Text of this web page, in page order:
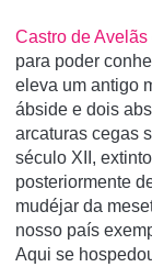
Castro de Avelãs
para poder
eleva um antigo
ábside e dois
arcaturas cegas
século XII,
posteriormente
mudéjar da
nosso país
Aqui se